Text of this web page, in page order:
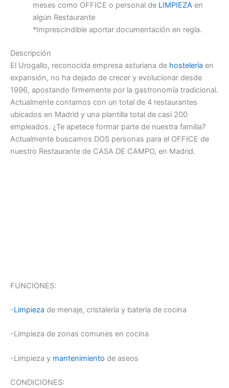
meses como OFFICE o personal de LIMPIEZAen
algún Restaurante
*Imprescindible aportar documentación en regla.
Descripción
El Urogallo, reconocida empresa asturiana de hostelería en
expansión, no ha dejado de crecer y evolucionar desde
1996, apostando firmemente por la gastronomía tradicional.
Actualmente contamos con un total de 4 restaurantes
ubicados en Madrid y una plantilla total de casi 200
empleados. ¿Te apetece formar parte de nuestra familia?
Actualmente buscamos DOS personas para el OFFICE de
nuestro Restaurante de CASA DE CAMPO, en Madrid.
FUNCIONES:
-Limpieza de menaje, cristalería y batería de cocina
-Limpieza de zonas comunes en cocina
-Limpieza y mantenimiento de aseos
CONDICIONES: